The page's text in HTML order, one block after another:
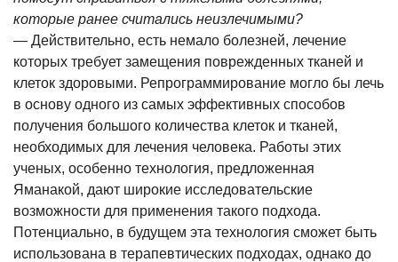
которые ранее считались неизлечимыми?
— Действительно, есть немало болезней, лечение
которых требует замещения поврежденных тканей и
клеток здоровыми. Репрограммирование могло бы лечь
в основу одного из самых эффективных способов
получения большого количества клеток и тканей,
необходимых для лечения человека. Работы этих
ученых, особенно технология, предложенная
Яманакой, дают широкие исследовательские
возможности для применения такого подхода.
Потенциально, в будущем эта технология сможет быть
использована в терапевтических подходах, однако до